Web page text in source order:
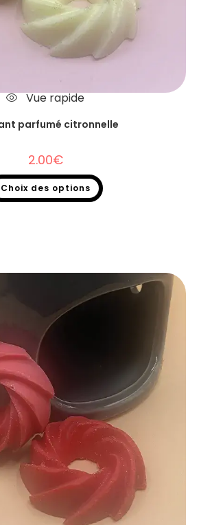
Vue rapide
parfumé citronnelle
2.00€
Choix des options